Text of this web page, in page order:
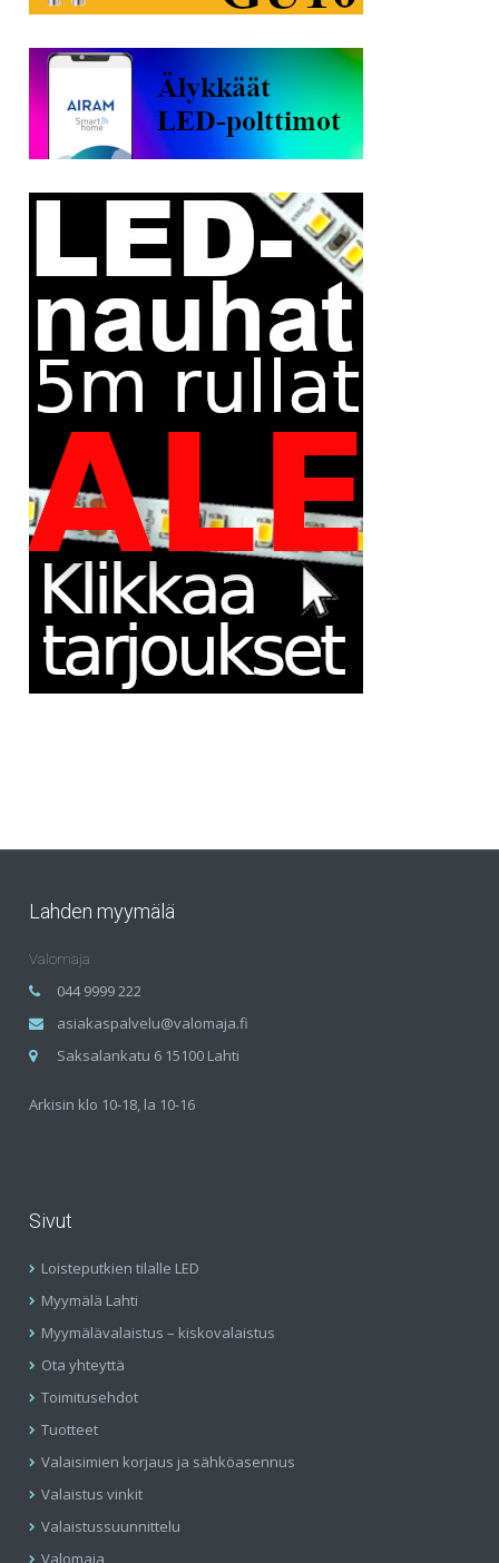
Lahden myymälä
Valomaja
044 9999 222
asiakaspalvelu@valomaja.fi
Saksalankatu 6 15100 Lahti
Arkisin klo 10-18, la 10-16
Sivut
Loisteputkien tilalle LED
Myymälä Lahti
Myymälävalaistus – kiskovalaistus
Ota yhteyttä
Toimitusehdot
Tuotteet
Valaisimien korjaus ja sähköasennus
Valaistus vinkit
Valaistussuunnittelu
Valomaja